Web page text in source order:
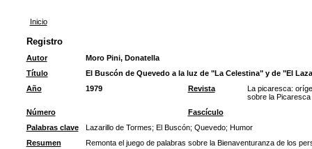
Inicio
Registro
Autor
Moro Pini, Donatella
Título
El Buscón de Quevedo a la luz de "La Celestina" y de "El
Año
1979 Revista
La picaresca:
sobre la Picaresca
Número
Fascículo
Palabras clave
Lazarillo de Tormes; El Buscón; Quevedo; Humor
Resumen
Remonta el juego de palabras sobre la Bienaventuranza de los